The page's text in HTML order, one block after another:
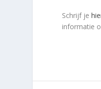
Schrijf je
informatie